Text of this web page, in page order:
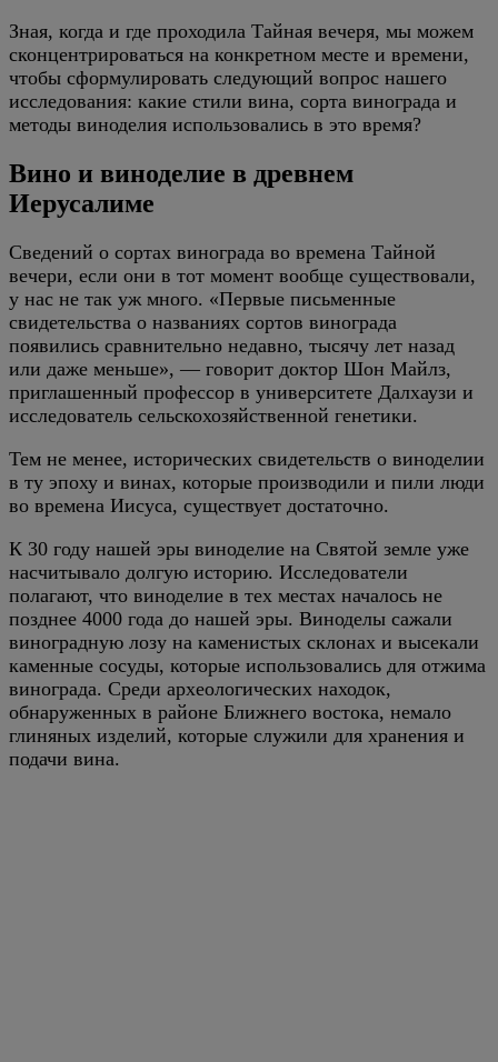
Зная, когда и где проходила Тайная вечеря, мы можем
сконцентрироваться на конкретном месте и времени,
чтобы сформулировать следующий вопрос нашего
исследования: какие стили вина, сорта винограда и
методы виноделия использовались в это время?
Вино и виноделие в древнем
Иерусалиме
Сведений о сортах винограда во времена Тайной
вечери, если они в тот момент вообще существовали,
у нас не так уж много. «Первые письменные
свидетельства о названиях сортов винограда
появились сравнительно недавно, тысячу лет назад
или даже меньше», — говорит доктор Шон Майлз,
приглашенный профессор в университете Далхаузи и
исследователь сельскохозяйственной генетики.
Тем не менее, исторических свидетельств о виноделии
в ту эпоху и винах, которые производили и пили люди
во времена Иисуса, существует достаточно.
К 30 году нашей эры виноделие на Святой земле уже
насчитывало долгую историю. Исследователи
полагают, что виноделие в тех местах началось не
позднее 4000 года до нашей эры. Виноделы сажали
виноградную лозу на каменистых склонах и высекали
каменные сосуды, которые использовались для отжима
винограда. Среди археологических находок,
обнаруженных в районе Ближнего востока, немало
глиняных изделий, которые служили для хранения и
подачи вина.